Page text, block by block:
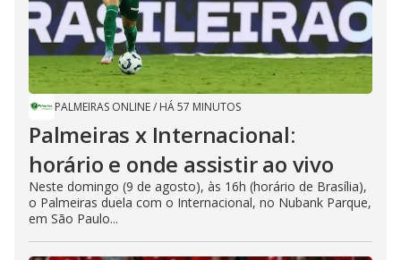
PALMEIRAS ONLINE/ HÁ 57 MINUTOS
Palmeiras x Internacional:
horário e onde assistir ao vivo
Neste domingo (9 de agosto), às 16h (horário de Brasília),
o Palmeiras duela com o Internacional, no Nubank Parque,
em São Paulo...